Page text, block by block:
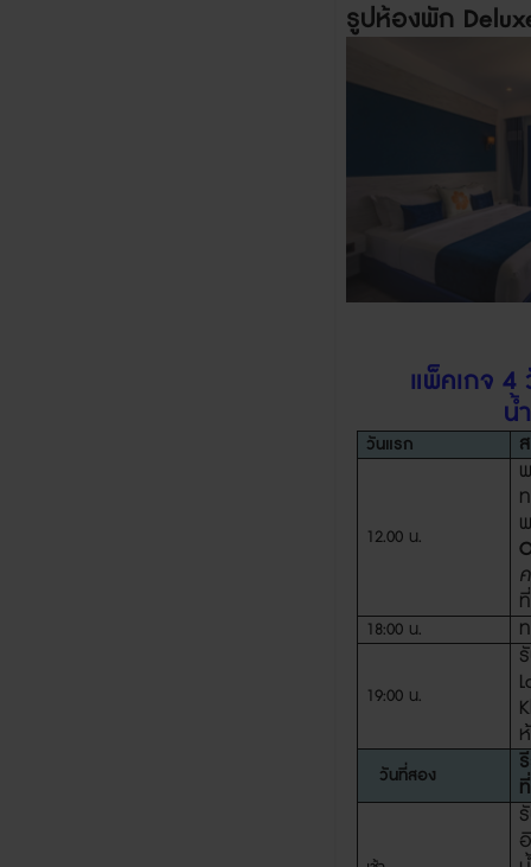
รูปห้องพัก
แพ็คเกจ 4
น้
วันแรก
12.00 น.
18:00 น.
19:00 น.
วันที่สอง
ที่